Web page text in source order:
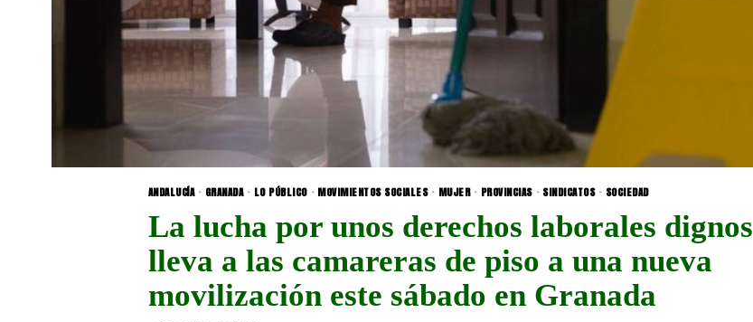
ANDALUCÍA · GRANADA · LO PÚBLICO · MOVIMIENTOS SOCIALES · MUJER · PROVINCIAS · SINDICATOS · SOCIEDAD
La lucha por unos derechos laborales dignos
lleva a las camareras de piso a una nueva
movilización este sábado en Granada